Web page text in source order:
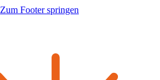
Zum Footer springen